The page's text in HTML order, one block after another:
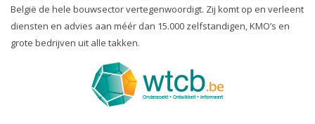
België de hele bouwsector vertegenwoordigt. Zij komt op en verleent
diensten en advies aan méér dan 15.000 zelfstandigen, KMO’s en
grote bedrijven uit alle takken.